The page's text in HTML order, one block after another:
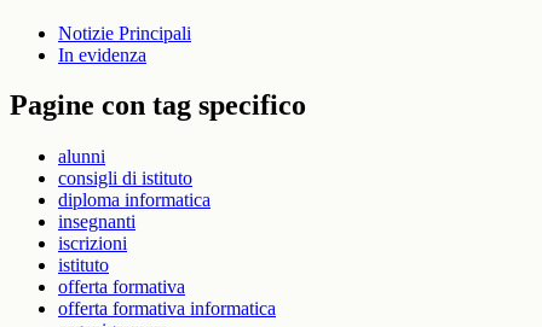
Notizie Principali
In evidenza
Pagine con tag specifico
alunni
consigli di istituto
diploma informatica
insegnanti
iscrizioni
istituto
offerta formativa
offerta formativa informatica